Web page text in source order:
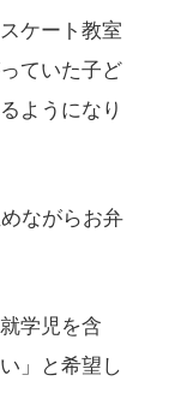
ケート教室
ていた子ど
ようになり
ながらお弁
学児を含
」と希望し